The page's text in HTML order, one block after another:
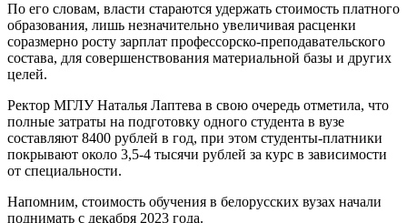
По его словам, власти стараются удержать стоимость платного
образования, лишь незначительно увеличивая расценки
соразмерно росту зарплат профессорско-преподавательского
состава, для совершенствования материальной базы и других
целей.
Ректор МГЛУ Наталья Лаптева в свою очередь отметила, что
полные затраты на подготовку одного студента в вузе
составляют 8400 рублей в год, при этом студенты-платники
покрывают около 3,5-4 тысячи рублей за курс в зависимости
от специальности.
Напомним, стоимость обучения в белорусских вузах начали
поднимать с декабря 2023 года.